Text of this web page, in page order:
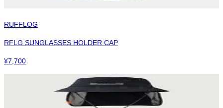
RUFFLOG
RFLG SUNGLASSES HOLDER CAP
¥7,700